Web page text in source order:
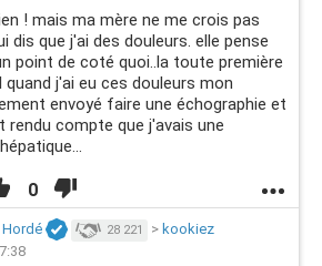
! mais ma mère ne me crois pas
dis que j'ai des douleurs. elle pense
point de coté quoi..la toute première
j'ai eu ces douleurs mon
envoyé faire une échographie et
rendu compte que j'avais une
0
Hordé 28 221 > kookiez